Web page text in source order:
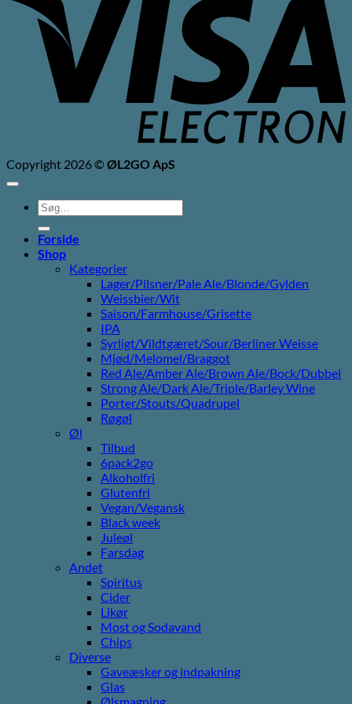
Copyright 2026 ©ØL2GO ApS
Søg
efter:
Forside
Shop
Kategorier
Lager/Pilsner/Pale Ale/Blonde/Gylden
Weissbier/Wit
Saison/Farmhouse/Grisette
IPA
Syrligt/Vildtgæret/Sour/Berliner Weisse
Mjød/Melomel/Braggot
Red Ale/Amber Ale/Brown Ale/Bock/Dubbel
Strong Ale/Dark Ale/Triple/Barley Wine
Porter/Stouts/Quadrupel
Røgøl
Øl
Tilbud
6pack2go
Alkoholfri
Glutenfri
Vegan/Vegansk
Black week
Juleøl
Farsdag
Andet
Spiritus
Cider
Likør
Most og Sodavand
Chips
Diverse
Gaveæsker og indpakning
Glas